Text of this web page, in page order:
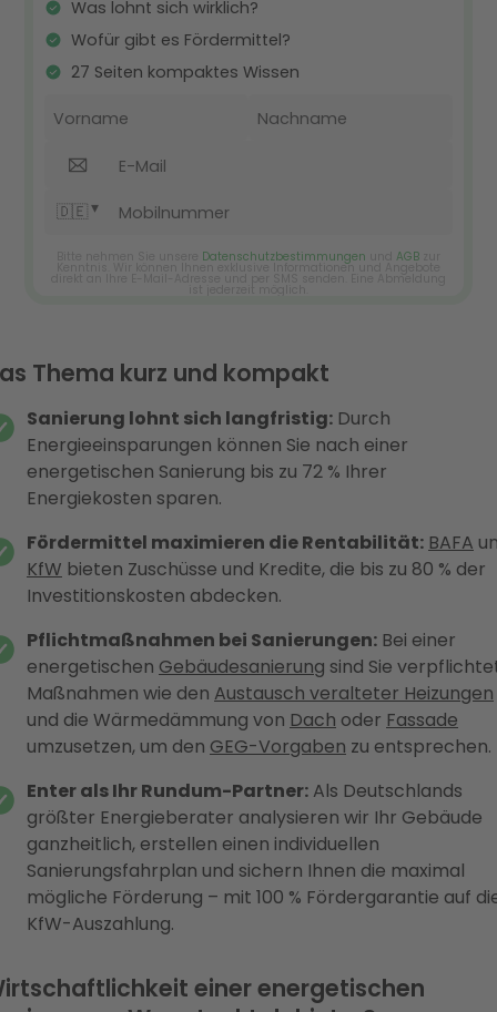
Thema kurz und kompakt
Sanierung lohnt sich langfristig: Durch
Energieeinsparungen können Sie nach einer
energetischen Sanierung bis zu 72 % Ihrer
Energiekosten sparen.
Fördermittel maximieren die Rentabilität: BAFA
KfW bieten Zuschüsse und Kredite, die bis zu 80 % der
Investitionskosten abdecken.
Pflichtmaßnahmen bei Sanierungen: Bei einer
energetischen Gebäudesanierung sind Sie
Maßnahmen wie den Austausch veralteter Heizungen
und die Wärmedämmung von Dach oder Fassade
umzusetzen, um den GEG-Vorgaben zu entsprechen.
Enter als Ihr Rundum-Partner: Als Deutschlands
größter Energieberater analysieren wir Ihr Gebäude
ganzheitlich, erstellen einen individuellen
Sanierungsfahrplan und sichern Ihnen die maximal
mögliche Förderung – mit 100 % Fördergarantie auf
KfW-Auszahlung.
einer energetischen